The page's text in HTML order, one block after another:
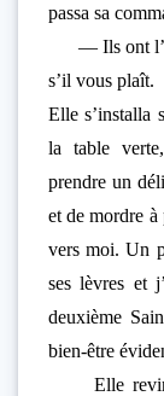
passa sa
— Ils ont
s’il vous plaît.
Elle s’installa
la table
prendre un
et de mordre à
vers moi. Un
ses lèvres et
deuxième
bien-être
Elle revint